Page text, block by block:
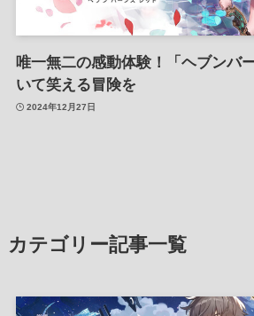
唯一無二の感動体験！「ヘブンバ
いて笑える冒険を
2024年12月27日
カテゴリー記事一覧